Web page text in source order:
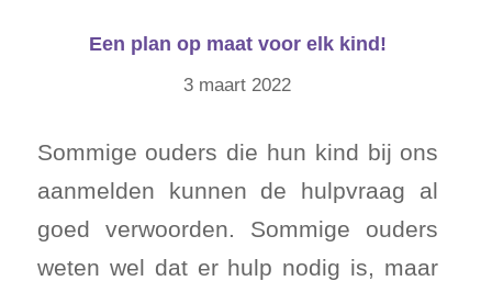
Een plan op maat voor elk kind!
3 maart 2022
Sommige ouders die hun kind bij ons
aanmelden kunnen de hulpvraag al
goed verwoorden. Sommige ouders
weten wel dat er hulp nodig is, maar